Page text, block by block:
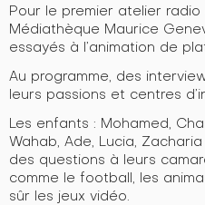
Pour le premier atelier
Médiathèque Maurice
essayés à l’animation de
Au programme, des
leurs passions et centres
Les enfants : Mohamed,
Wahab, Ade, Lucia,
des questions à leurs
comme le football, les
sûr les jeux vidéo.